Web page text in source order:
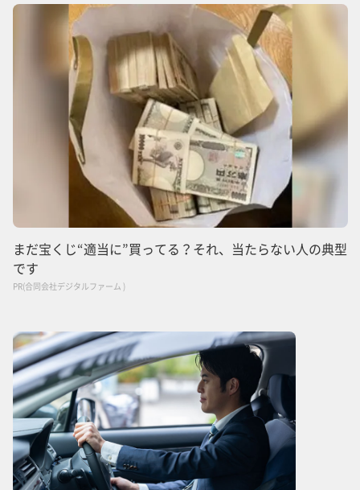
まだ宝くじ“適当に”買ってる？それ、当たらない人の典型
です
PR(合同会社デジタルファーム )